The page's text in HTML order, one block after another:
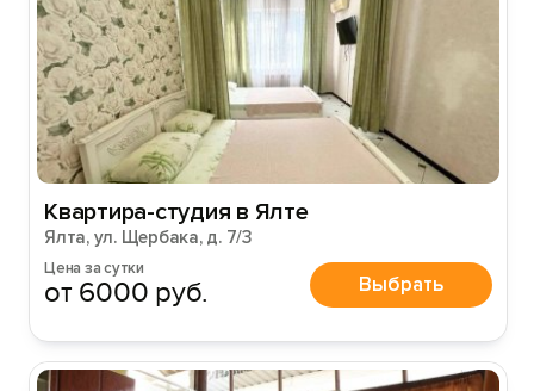
Квартира-студия в Ялте
Ялта, ул. Щербака, д. 7/3
Цена за сутки
от 6000 руб. Выбрать
Войти
Войти с помощью